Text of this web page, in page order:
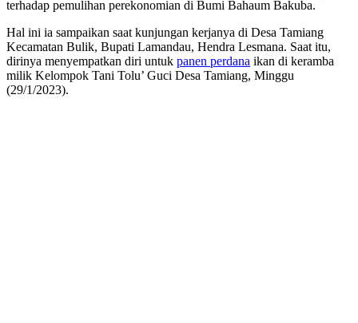
terhadap pemulihan perekonomian di Bumi Bahaum Bakuba.
Hal ini ia sampaikan saat kunjungan kerjanya di Desa Tamiang
Kecamatan Bulik, Bupati Lamandau, Hendra Lesmana. Saat itu,
dirinya menyempatkan diri untuk panen perdana ikan di keramba
milik Kelompok Tani Tolu’ Guci Desa Tamiang, Minggu
(29/1/2023).